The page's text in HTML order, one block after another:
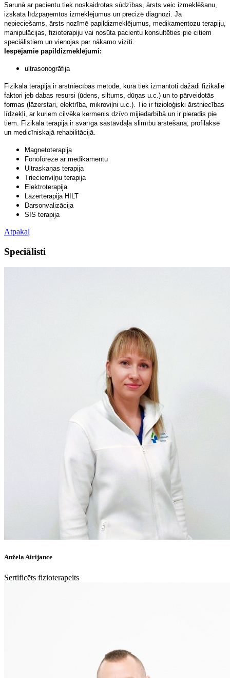
Sarunā ar pacientu tiek noskaidrotas sūdzības, ārsts veic izmeklēšanu,
izskata līdzpaņemtos izmeklējumus un precizē diagnozi. Ja
nepieciešams, ārsts nozīmē papildizmeklējumus, medikamentozu terapiju,
manipulācijas, fizioterapiju vai nosūta pacientu konsultēties pie citiem
speciālistiem un vienojas par nākamo vizīti.
Iespējamie papildizmeklējumi:
ultrasonogrāfija
Fizikālā terapija ir ārstniecības metode, kurā tiek izmantoti dažādi fizikālie
faktori jeb dabas resursi (ūdens, siltums, dūņas u.c.) un to pārveidotās
formas (lāzerstari, elektrība, mikroviļni u.c.). Tie ir fizioloģiski ārstniecības
līdzekļi, ar kuriem cilvēka ķermenis dzīvo mijiedarbībā un ir pieradis pie
tiem. Fizikālā terapija ir svarīga sastāvdaļa slimību ārstēšanā, profilaksē
un medicīniskajā rehabilitācijā.
Magnetoterapija
Fonoforēze ar medikamentu
Ultraskaņas terapija
Triecienviļņu terapija
Elektroterapija
Lāzerterapija HILT
Darsonvalizācija
SIS terapija
Atpakaļ
Speciālisti
Anžela Airijance
Sertificēts fizioterapeits